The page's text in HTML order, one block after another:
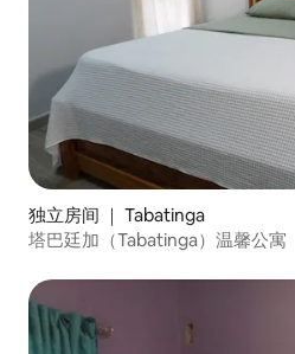
独立房间 ｜ Tabatinga
塔巴廷加（Tabatinga）温馨公寓